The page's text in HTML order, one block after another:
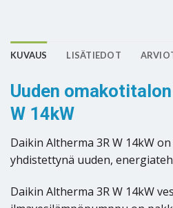
KUVAUS LISÄTIEDOT
Uuden
W 14kW
Daikin Altherma 3R W 14kW
yhdistettynä uuden,
Daikin Altherma 3R W 14kW